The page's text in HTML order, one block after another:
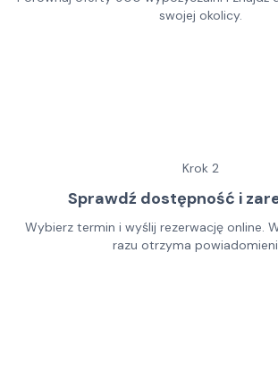
swojej okolicy.
Krok 2
Sprawdź dostępność i
Wybierz termin i wyślij rezerwację online.
razu otrzyma